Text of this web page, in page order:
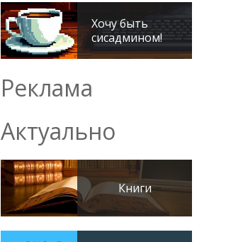
Хочу быть
сисадмином!
Реклама
Актуально
Книги